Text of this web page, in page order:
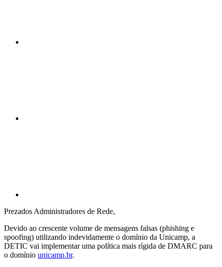
Prezados Administradores de Rede,
Devido ao crescente volume de mensagens falsas (phishing e
spoofing) utilizando indevidamente o domínio da Unicamp, a
DETIC vai implementar uma política mais rígida de DMARC para
o domínio unicamp.br.